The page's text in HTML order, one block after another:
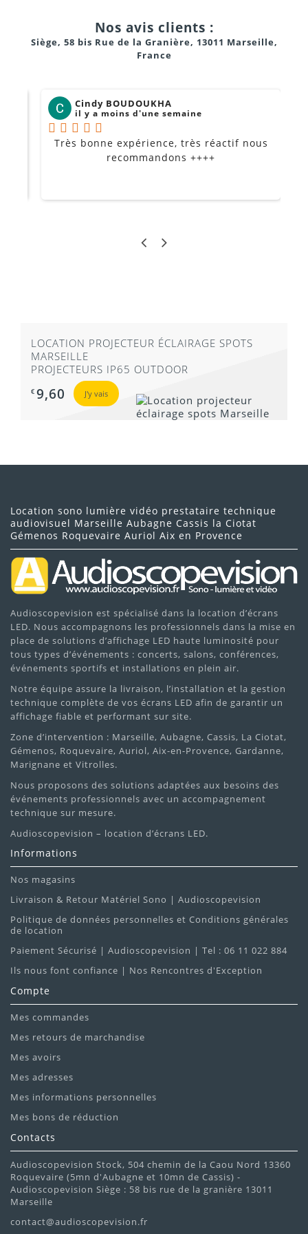
Nos avis clients :
Siège, 58 bis Rue de la Granière, 13011 Marseille,
France
Cindy BOUDOUKHA
il y a moins d'une semaine
Très bonne expérience, très réactif nous
recommandons ++++
LOCATION PROJECTEUR ÉCLAIRAGE SPOTS
MARSEILLE
PROJECTEURS IP65 OUTDOOR
€ 9,60 J'y vais
Location sono lumière vidéo prestataire technique
audiovisuel Marseille Aubagne Cassis la Ciotat
Gémenos Roquevaire Auriol Aix en Provence
Audioscopevision est spécialisé dans la location d’écrans
LED. Nous accompagnons les professionnels dans la mise en
place de solutions d’affichage LED haute luminosité pour
tous types d’événements : concerts, salons, conférences,
événements sportifs et installations en plein air.
Notre équipe assure la livraison, l’installation et la gestion
technique complète de vos écrans LED afin de garantir un
affichage fiable et performant sur site.
Zone d’intervention : Marseille, Aubagne, Cassis, La Ciotat,
Gémenos, Roquevaire, Auriol, Aix-en-Provence, Gardanne,
Marignane et Vitrolles.
Nous proposons des solutions adaptées aux besoins des
événements professionnels avec un accompagnement
technique sur mesure.
Audioscopevision – location d’écrans LED.
Informations
Nos magasins
Livraison & Retour Matériel Sono | Audioscopevision
Politique de données personnelles et Conditions générales
de location
Paiement Sécurisé | Audioscopevision | Tel : 06 11 022 884
Ils nous font confiance | Nos Rencontres d'Exception
Compte
Mes commandes
Mes retours de marchandise
Mes avoirs
Mes adresses
Mes informations personnelles
Mes bons de réduction
Contacts
Audioscopevision Stock, 504 chemin de la Caou Nord 13360
Roquevaire (5mn d'Aubagne et 10mn de Cassis) -
Audioscopevision Siège : 58 bis rue de la granière 13011
Marseille
contact@audioscopevision.fr